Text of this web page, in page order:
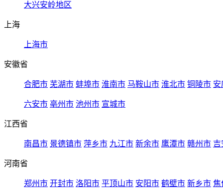
大兴安岭地区
上海
上海市
安徽省
合肥市 芜湖市 蚌埠市 淮南市 马鞍山市 淮北市 铜陵市 安
六安市 亳州市 池州市 宣城市
江西省
南昌市 景德镇市 萍乡市 九江市 新余市 鹰潭市 赣州市 吉
河南省
郑州市 开封市 洛阳市 平顶山市 安阳市 鹤壁市 新乡市 焦